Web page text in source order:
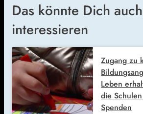
Das könnte Dich auch
interessieren
Zugang zu
Leben
die
Spenden